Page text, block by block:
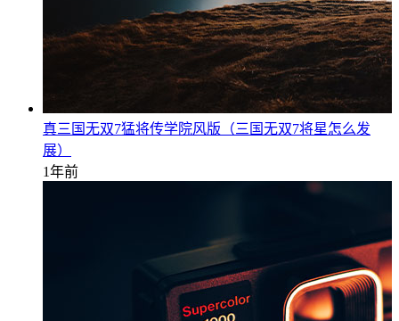
真三国无双7猛将传学院风版（三国无双7将星怎么发
展）
1年前